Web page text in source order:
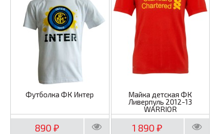
Футболка ФК Интер
890 ₽
Майка детская ФК
Ливерпуль 2012-13
WARRIOR
1 890₽